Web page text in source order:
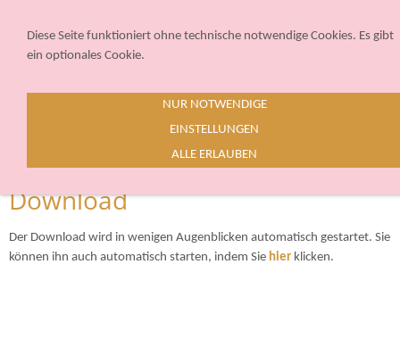
Geräte optimiert wurde.
Hinweis nicht mehr anzeigen
Download
Der Download wird in wenigen Augenblicken automatisch gestartet. Sie
können ihn auch automatisch starten, indem Sie hier klicken.
Diese Seite funktioniert ohne technische notwendige Cookies. Es gibt
ein optionales Cookie.
NUR NOTWENDIGE
EINSTELLUNGEN
ALLE ERLAUBEN